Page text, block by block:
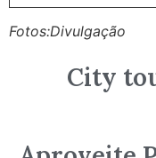
Fotos:Divulgação
City